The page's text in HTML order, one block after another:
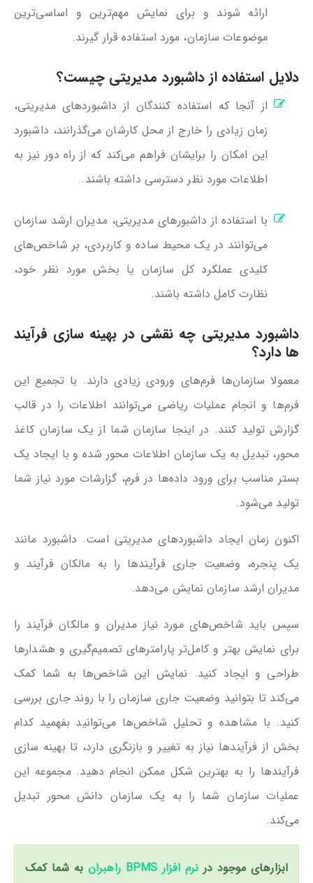
ارائه شوند و برای نمایش مهم‌ترین و اساسی‌ترین
موضوعات سازمان، مورد استفاده قرار گیرند.
دلایل استفاده از داشبورد مدیریتی چیست؟
از آنجا که استفاده کنندگان از داشبوردهای مدیریتی،
زمان زیادی را خارج از محل کارشان می‌گذرانند، داشبورد
این امکان را برایشان فراهم می‌کند که از راه دور نیز به
اطلاعات مورد نظر دسترسی داشته باشند.
با استفاده از داشبورهای مدیریتی، مدیران ارشد سازمان
می‌توانند در یک محیط ساده و کاربردی، بر شاخص‌های
کلیدی عملکرد کل سازمان یا بخش مورد نظر خود،
نظارت کامل داشته باشند.
داشبورد مدیریتی چه نقشی در بهینه سازی فرآیند
ها دارد؟
معمولا سازمان‌ها فرم‌های ورودی زیادی دارند. با تجمیع این
فرم‌ها و انجام عملیات ریاضی می‌توانند اطلاعات را در قالب
گزارش تولید کنند. در اینجا سازمان شما از یک سازمان کاغذ
محور، تبدیل به یک سازمان اطلاعات محور شده و با ایجاد یک
بستر مناسب برای ورود داده‌ها در فرم، گزارشات مورد نیاز شما
تولید می‌شود.
اکنون زمان ایجاد داشبوردهای مدیریتی است. داشبورد مانند
یک پنجره، وضعیت جاری فرآیندها را به مالکان فرآیند و
مدیران ارشد سازمان نمایش می‌دهد.
سپس باید شاخص‌های مورد نیاز مدیران و مالکان فرآیند را
برای نمایش بهتر و کامل‌تر پارامترهای تصمیم‌گیری و هشدارها
طراحی و ایجاد کنید. نمایش این شاخص‌ها به شما کمک
می‌کند تا بتوانید وضعیت جاری سازمان را با روند جاری بررسی
کنید. با مشاهده و تحلیل شاخص‌ها می‌توانید بفهمید کدام
بخش‌ از فرآیندها نیاز به تغییر و بازنگری دارد، تا بهینه سازی
فرآیندها را به بهترین شکل ممکن انجام دهید. مجموعه این
عملیات سازمان شما را به یک سازمان دانش محور تبدیل
می‌کند.
ابزارهای موجود در نرم افزار BPMS راهبران
به شما کمک